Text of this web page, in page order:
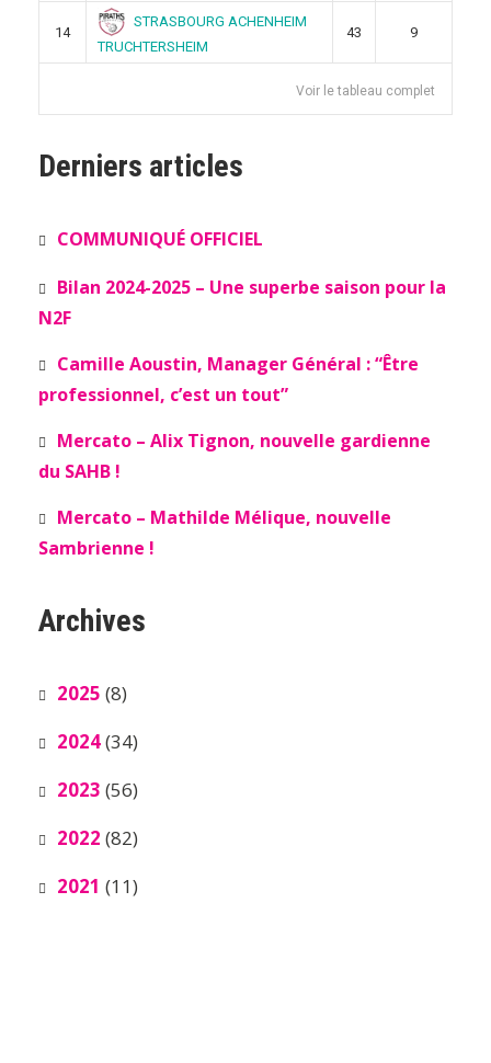
14
STRASBOURG ACHENHEIM
TRUCHTERSHEIM
43 9
Voir le tableau complet
Derniers articles
COMMUNIQUÉ OFFICIEL
Bilan 2024-2025 – Une superbe saison pour la
N2F
Camille Aoustin, Manager Général : “Être
professionnel, c’est un tout”
Mercato – Alix Tignon, nouvelle gardienne
du SAHB !
Mercato – Mathilde Mélique, nouvelle
Sambrienne !
Archives
2025 (8)
2024(34)
2023 (56)
2022 (82)
2021 (11)